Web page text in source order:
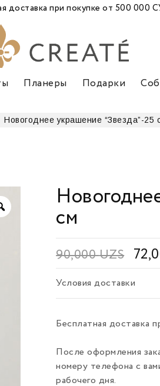
доставка при покупке от 500 000
Планеры Подарки
Новогоднее украшение “Звезда”-25
см
90,000UZS
Условия доставки
Бесплатная доставка
После оформления
номеру телефона с
рабочего дня.